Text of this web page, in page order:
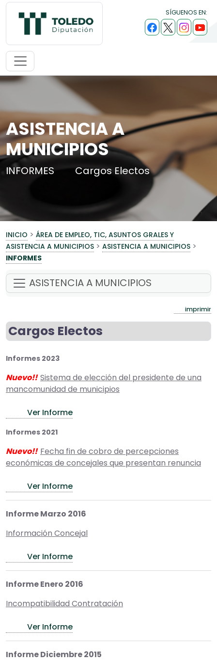
SÍGUENOS EN:
ASISTENCIA A
MUNICIPIOS
INFORMES Cargos Electos
INICIO > ÁREA DE EMPLEO, TIC, ASUNTOS GRALES Y
ASISTENCIA A MUNICIPIOS > ASISTENCIA A MUNICIPIOS >
INFORMES
ASISTENCIA A MUNICIPIOS
imprimir
Cargos Electos
Informes 2023
Nuevo!!Sistema de elección del presidente de una
mancomunidad de municipios
Ver Informe
Informes 2021
Nuevo!! Fecha fin de cobro de percepciones
económicas de concejales que presentan renuncia
Ver Informe
Informe Marzo 2016
Información Concejal
Ver Informe
Informe Enero 2016
Incompatibilidad Contratación
Ver Informe
Informe Diciembre 2015